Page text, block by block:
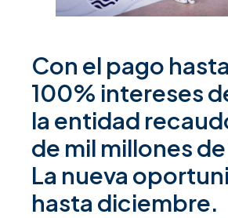
Con el pago
100% intereses
la entidad
de mil millones
La nueva
hasta diciembre.